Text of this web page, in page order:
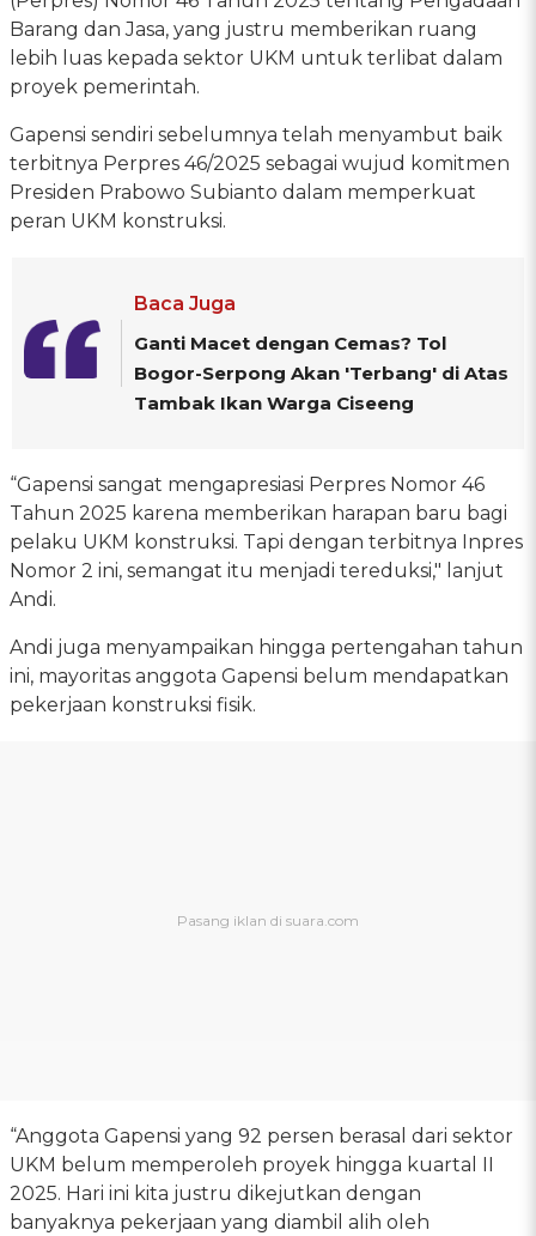
Barang dan Jasa, yang justru memberikan ruang
lebih luas kepada sektor UKM untuk terlibat dalam
proyek pemerintah.
Gapensi sendiri sebelumnya telah menyambut baik
terbitnya Perpres 46/2025 sebagai wujud komitmen
Presiden Prabowo Subianto dalam memperkuat
peran UKM konstruksi.
Baca Juga
Ganti Macet dengan Cemas? Tol
Bogor-Serpong Akan 'Terbang' di Atas
Tambak Ikan Warga Ciseeng
“Gapensi sangat mengapresiasi Perpres Nomor 46
Tahun 2025 karena memberikan harapan baru bagi
pelaku UKM konstruksi. Tapi dengan terbitnya Inpres
Nomor 2 ini, semangat itu menjadi tereduksi," lanjut
Andi.
Andi juga menyampaikan hingga pertengahan tahun
ini, mayoritas anggota Gapensi belum mendapatkan
pekerjaan konstruksi fisik.
“Anggota Gapensi yang 92 persen berasal dari sektor
UKM belum memperoleh proyek hingga kuartal II
2025. Hari ini kita justru dikejutkan dengan
banyaknya pekerjaan yang diambil alih oleh